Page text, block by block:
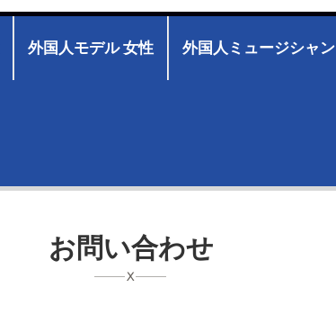
外国人モデル 女性 外国人ミュージシャン
お問い合わせ